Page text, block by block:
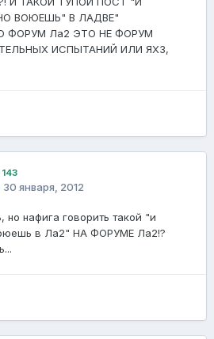
ВОЮЕШЬ" В ЛАДВЕ"
ФОРУМ Ла2 ЭТО НЕ ФОРУМ
ИСПЫТАНИЙ ИЛИ ЯХЗ,
143
30 января, 2012
но нафига говорить такой "и
в Ла2" НА ФОРУМЕ Ла2!?